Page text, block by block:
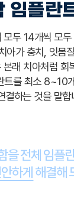
임플란
모두 14개씩 모
아가 충치, 잇몸
래 치아처럼 회
트를 최소 8~10
결하는 것을 말합
을 전체 임플
하게 해결해